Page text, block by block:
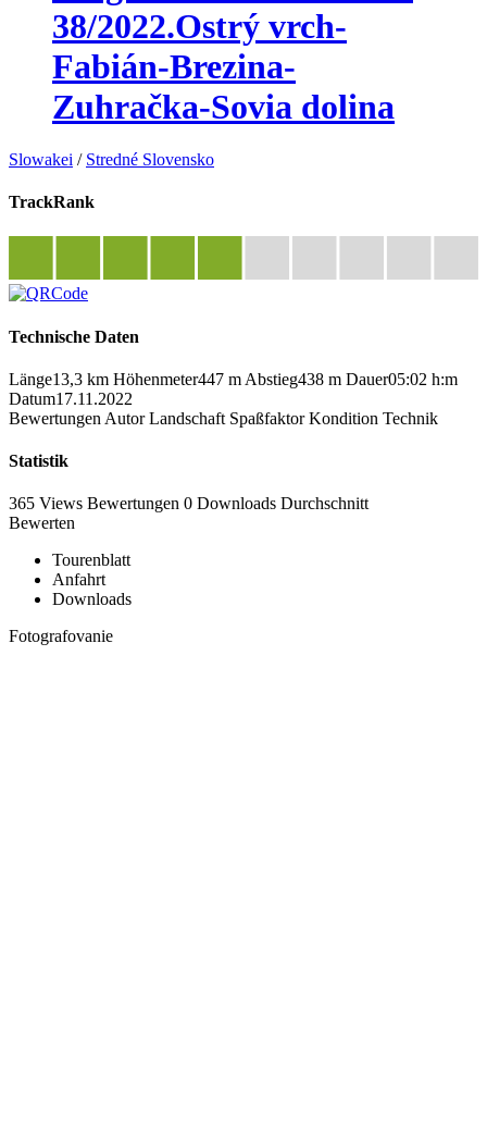
38/2022.Ostrý vrch-
Fabián-Brezina-
Zuhračka-Sovia dolina
Slowakei / Stredné Slovensko
TrackRank
Technische Daten
Länge13,3 km Höhenmeter447 m Abstieg438 m Dauer05:02 h:m
Datum17.11.2022
Bewertungen Autor Landschaft Spaßfaktor Kondition Technik
Statistik
365 Views Bewertungen 0 Downloads Durchschnitt
Bewerten
Tourenblatt
Anfahrt
Downloads
Fotografovanie